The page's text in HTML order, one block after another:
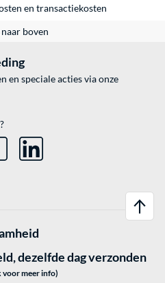
en transactiekosten
boven
en speciale acties via onze
dezelfde dag verzonden
voor meer info)